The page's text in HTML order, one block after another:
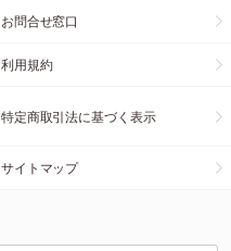
お問合せ窓口
利用規約
特定商取引法に基づく表示
サイトマップ